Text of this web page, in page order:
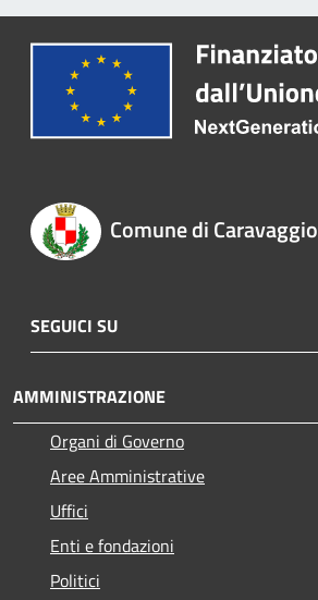
Comune di Caravaggio
SEGUICI SU
AMMINISTRAZIONE
Organi di Governo
Aree Amministrative
Uffici
Enti e fondazioni
Politici